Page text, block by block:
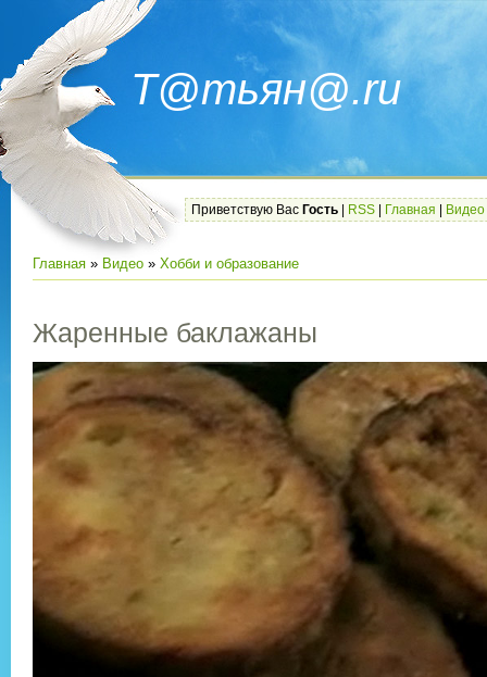
Т@тьян@.ru
Приветствую Вас Гость RSS Главная Видео
Главная » Видео » Хобби и образование
Жаренные баклажаны